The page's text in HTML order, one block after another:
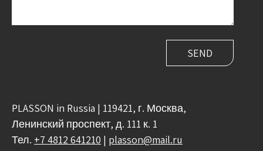
PLASSON in Russia | 119421, г. Москва,
Ленинский проспект, д. 111 к. 1
Тел. +7 4812 641210 | plasson@mail.ru